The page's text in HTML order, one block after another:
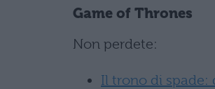
Game of Thrones
Non perdete:
Il trono di spade: